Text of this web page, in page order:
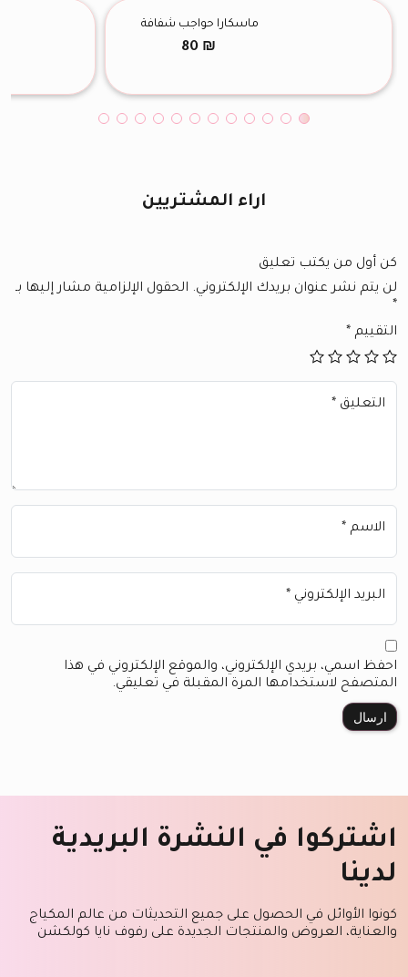
ماسكارا حواجب شفافة
80 ₪
اراء المشتريين
كن أول من يكتب تعليق
لن يتم نشر عنوان بريدك الإلكتروني. الحقول الإلزامية مشار إليها بـ
*
التقييم *
التعليق *
الاسم *
البريد الإلكتروني *
احفظ اسمي، بريدي الإلكتروني، والموقع الإلكتروني في هذا
المتصفح لاستخدامها المرة المقبلة في تعليقي.
اشتركوا في النشرة البريدية
لدينا
كونوا الأوائل في الحصول على جميع التحديثات من عالم المكياج
والعناية، العروض والمنتجات الجديدة على رفوف نايا كولكشن